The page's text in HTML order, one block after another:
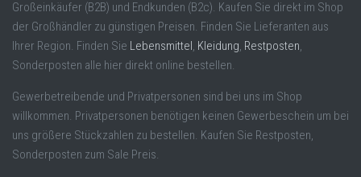
Großeinkäufer (B2B) und Endkunden (B2c). Kaufen Sie direkt im Shop
der Großhändler zu günstigen Preisen. Finden Sie Lieferanten aus
Ihrer Region. Finden Sie Lebensmittel , Kleidung, Restposten,
Sonderposten alle hier direkt online bestellen.
Gewerbetreibende und Privatpersonen sind bei uns im Shop
willkommen. Privatpersonen benötigen keinen Gewerbeschein um bei
uns größere Stückzahlen zu bestellen. Kaufen Sie Restposten,
Sonderposten zum Sale Preis.